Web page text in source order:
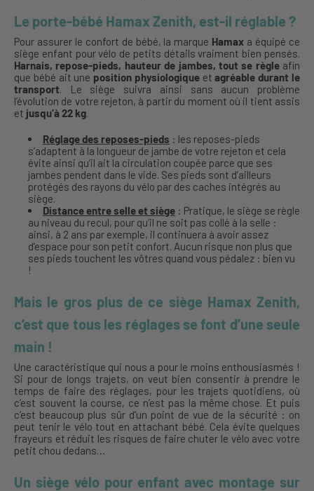
Le porte-bébé Hamax Zenith, est-il réglable ?
Pour assurer le confort de bébé, la marque Hamax a équipé ce
siège enfant pour vélo de petits détails vraiment bien pensés.
Harnais, repose-pieds, hauteur de jambes, tout se règleafin
que bébé ait une position physiologiqueetagréable durant le
transport. Le siège suivra ainsi sans aucun problème
l’évolution de votre rejeton, à partir du moment où il tient assis
et jusqu’à 22 kg.
Réglage des reposes-pieds : les reposes-pieds
s’adaptent à la longueur de jambe de votre rejeton et cela
évite ainsi qu’il ait la circulation coupée parce que ses
jambes pendent dans le vide. Ses pieds sont d’ailleurs
protégés des rayons du vélo par des caches intégrés au
siège.
Distance entre selle et siège : Pratique, le siège se règle
au niveau du recul, pour qu’il ne soit pas collé à la selle :
ainsi, à 2 ans par exemple, il continuera à avoir assez
d’espace pour son petit confort. Aucun risque non plus que
ses pieds touchent les vôtres quand vous pédalez : bien vu
!
Mais le gros plus de ce siège Hamax Zenith,
c’est que tous les réglages se font d’une seule
main !
Une caractéristique qui nous a pour le moins enthousiasmés !
Si pour de longs trajets, on veut bien consentir à prendre le
temps de faire des réglages, pour les trajets quotidiens, où
c’est souvent la course, ce n’est pas la même chose. Et puis
c’est beaucoup plus sûr d’un point de vue de la sécurité : on
peut tenir le vélo tout en attachant bébé. Cela évite quelques
frayeurs et réduit les risques de faire chuter le vélo avec votre
petit chou dedans…
Un siège vélo pour enfant avec montage sur